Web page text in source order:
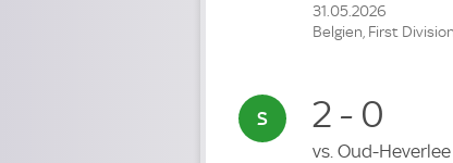
31.05.2026
Belgien, First
2 - 0
vs. Oud-